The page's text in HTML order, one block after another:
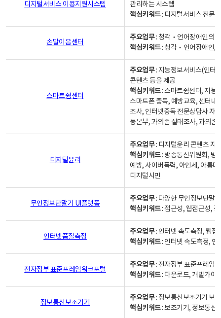
디지털서비스 이용지원시스템
관리하는 시스템
핵심키워드: 디지털서비스 전문
손말이음센터
주요업무: 청각‧언어장애인의
핵심키워드: 청각‧언어장애인,
스마트쉼센터
주요업무: 지능정보서비스(인터
콘텐츠 등을 제공
핵심키워드: 스마트쉼센터, 지능
스마트폰 중독, 예방교육, 센터내
조사, 인터넷중독 전문상담사 자
동본부, 과의존 실태조사, 과의존
디지털윤리
주요업무: 디지털윤리 콘텐츠 지
핵심키워드: 방송통신위원회, 방
예방, 사이버폭력, 아인세, 아름
디지털시민
무인정보단말기 UI플랫폼
주요업무: 다양한 무인정보단말
핵심키워드: 접근성, 웹접근성,
인터넷품질측정
주요업무: 인터넷 속도측정, 웹접
핵심키워드: 인터넷 속도측정, 인
전자정부 표준프레임워크포털
주요업무: 전자정부 표준프레임
핵심키워드: 다운로드, 개발가이
정보통신보조기기
주요업무: 정보통신보조기기 보
핵심키워드: 보조기기, 정보통신